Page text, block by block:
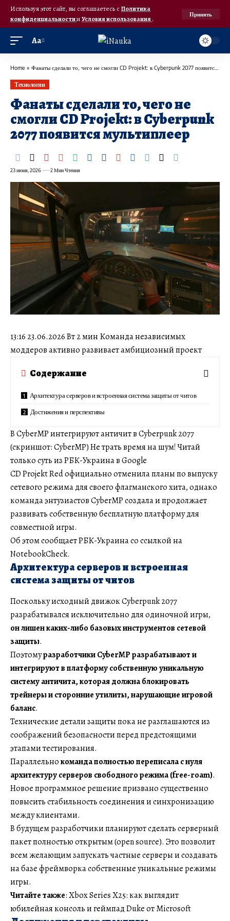
Используя этот сайт, вы соглашаетесь с Политика
конфиденциальностииУсловия использования.
Принять
Аа
Home » Фанаты сделали то, чего не смогли CD Projekt: в Cyberpunk 2077 появится мультиплеер
Технологии
Фанаты сделали то, чего не
смогли CD Projekt: в Cyberpunk
2077 появится мультиплеер
23 июня, 2026 2 Мин Чтения
13:16 23.06.2026 Вт 2 мин Команда независимых
моддеров активно развивает амбициозный проект
Содержание
Архитектура серверов и встроенная система защиты от читов
Достижения и перспективы
В CyberMP интегрируют античит в Cyberpunk 2077
(скриншот: CyberMP) Не трать время на шум! Читай
только суть из РБК-Украина в Google
CD Projekt Red официально отменила планы по выпуску
сетевого режима для своего флагманского хита, однако
команда энтузиастов CyberMP создала и продолжает
развивать собственную бесплатную платформу для
совместной игры.
Об этом сообщает РБК-Украина со ссылкой на
NotebookCheck.
Архитектура серверов и встроенная
система защиты от читов
Поскольку исходный движок Cyberpunk 2077
разрабатывался исключительно для одиночной игры,
он лишен каких-либо базовых инструментов сетевой
защиты.
Поэтомуразработчики CyberMP разрабатывают и
интегрируют в платформу собственную уникальную
систему античита, которая должна блокировать
трейнеры и сторонние утилиты, нарушающие игровой
баланс.
Технические детали защиты пока не разглашаются из
соображений безопасности перед предстоящими
этапами тестирования.
Параллельнокоманда полностью переписала с нуля
архитектуру серверов свободного режима (free-roam).
Новое программное решение призвано существенно
повысить стабильность соединения и синхронизацию
между клиентами.
В будущем разработчики планируют сделать серверный
пакет полностью открытым (open source). Это позволит
всем желающим запускать частные серверы и создавать
на базе фреймворка собственные уникальные режимы
игры.
Читайте также: Xbox Series X25: как выглядит
юбилейная консоль и геймпад Duke от Microsoft